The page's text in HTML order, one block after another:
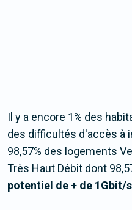
Il y a encore 1% des
des difficultés d'accès à
98,57% des logements
Très Haut Débit dont
potentiel de + de 1Gbit/s